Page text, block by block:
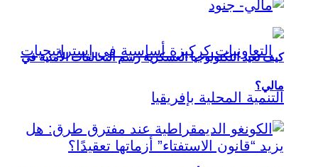
كيف تعيد التكنولوجيا العسكرية رسم التحالفات الأمنية في
مالي؟